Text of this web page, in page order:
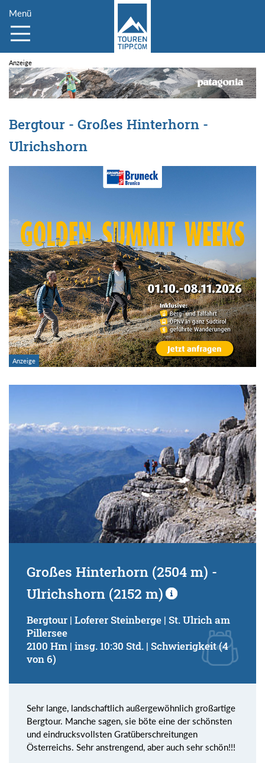
Menü
Bergtour - Großes Hinterhorn -
Ulrichshorn
Großes Hinterhorn (2504 m) -
Ulrichshorn (2152 m)
Bergtour | Loferer Steinberge | St. Ulrich am
Pillersee
2100 Hm | insg. 10:30 Std. | Schwierigkeit (4
von 6)
Sehr lange, landschaftlich außergewöhnlich großartige
Bergtour. Manche sagen, sie böte eine der schönsten
und eindrucksvollsten Gratüberschreitungen
Österreichs. Sehr anstrengend, aber auch sehr schön!!!